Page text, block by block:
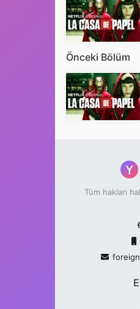
Önceki Bölüm
Tüm hakları